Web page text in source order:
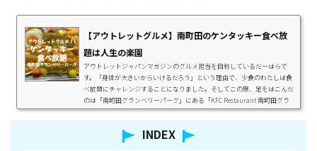
【アウトレットグルメ】南町田のケンタッキー食べ放
題は人生の楽園
アウトレットジャパンマガジンのグルメ担当を自称しているだーはらで
す。「身体が大きいからいけるだろう」という理由で、少食のわたしは食
べ放題にチャレンジすることになりました。そしてこの度、足をはこんだ
のは「南町田グランベリーパーク」にある「KFC Restaurant 南町田グラ
ンベリーパーク店」。こちらの店舗は、全国でも珍しくケンタッキーの食
べ放題が楽しめる店舗です。ケンタッキーが食べ放題なんて、まさに人生
の楽園。今回は、そんなケンタッキー食べ放題をレポートしたいと思いま
す！関東で唯一！KFCのビュッフェ形式レ...
INDEX